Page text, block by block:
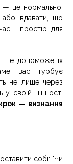
— це нормально.
або вдавати, що
і простір для
Це допоможе їх
вас турбує
не лише через
своїй цінності
— визнання
собі: "Чи